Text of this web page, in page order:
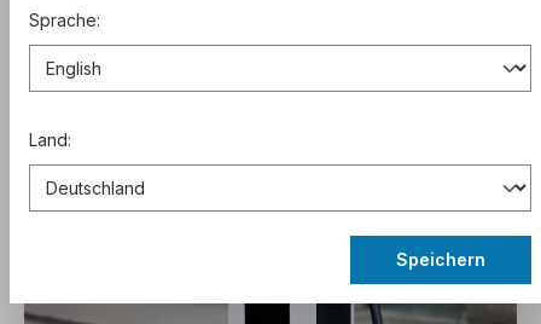
verkabeln: NYY-J, H07V-K,
Querschnitt & FI Typ B
Sprache:
Land:
Speichern